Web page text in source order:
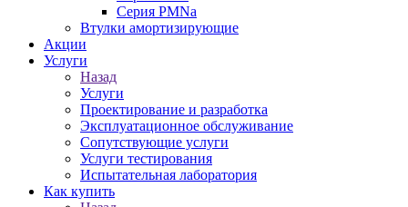
Серия PMNa
Втулки амортизирующие
Акции
Услуги
Назад
Услуги
Проектирование и разработка
Эксплуатационное обслуживание
Сопутствующие услуги
Услуги тестирования
Испытательная лаборатория
Как купить